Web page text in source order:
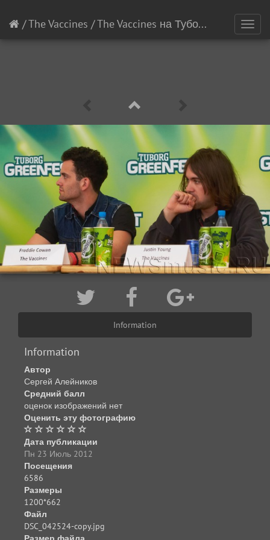
/The Vaccines /The Vaccines на Туборг Грин Фест
Information
Information
Автор
Сергей Алейников
Средний балл
оценок изображений нет
Оценить эту фотографию
Дата публикации
Пн 23 Июль 2012
Посещения
6586
Размеры
1200*662
Файл
DSC_042524-copy.jpg